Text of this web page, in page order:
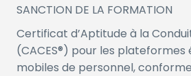
SANCTION DE LA FORMATION
Certificat d’Aptitude à la
(CACES®) pour les plateformes
mobiles de personnel,